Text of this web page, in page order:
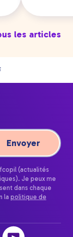
les
les articles
(actualités
Je peux me
dans chaque
la politique de